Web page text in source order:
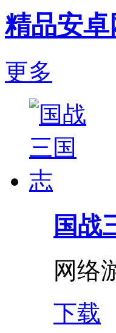
精品安卓
更多
国战
网络
下载